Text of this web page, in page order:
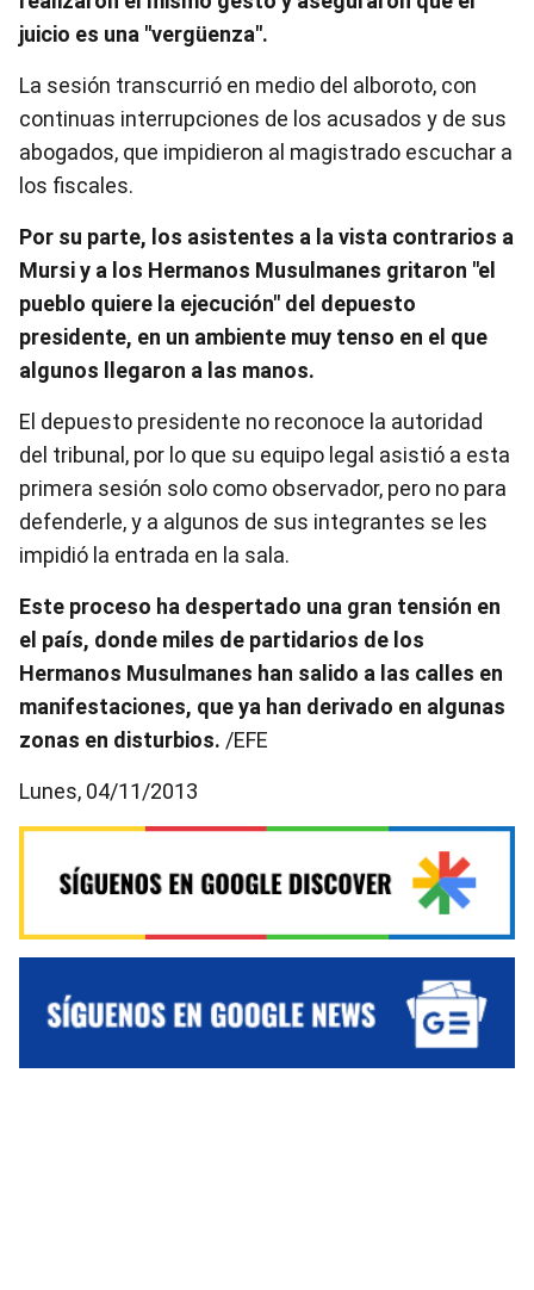
juicio es una "vergüenza".
La sesión transcurrió en medio del alboroto, con
continuas interrupciones de los acusados y de sus
abogados, que impidieron al magistrado escuchar a
los fiscales.
Por su parte, los asistentes a la vista contrarios a
Mursi y a los Hermanos Musulmanes gritaron "el
pueblo quiere la ejecución" del depuesto
presidente, en un ambiente muy tenso en el que
algunos llegaron a las manos.
El depuesto presidente no reconoce la autoridad
del tribunal, por lo que su equipo legal asistió a esta
primera sesión solo como observador, pero no para
defenderle, y a algunos de sus integrantes se les
impidió la entrada en la sala.
Este proceso ha despertado una gran tensión en
el país, donde miles de partidarios de los
Hermanos Musulmanes han salido a las calles en
manifestaciones, que ya han derivado en algunas
zonas en disturbios. /EFE
Lunes, 04/11/2013